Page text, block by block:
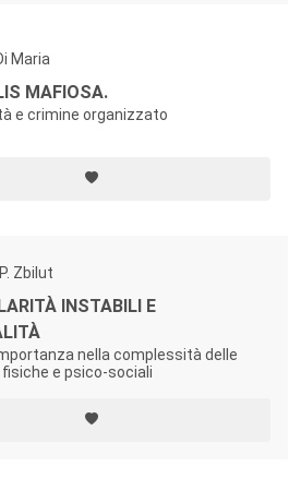
Maria
MAFIOSA.
e crimine organizzato
Zbilut
INSTABILI E
nella complessità delle
e psico-sociali